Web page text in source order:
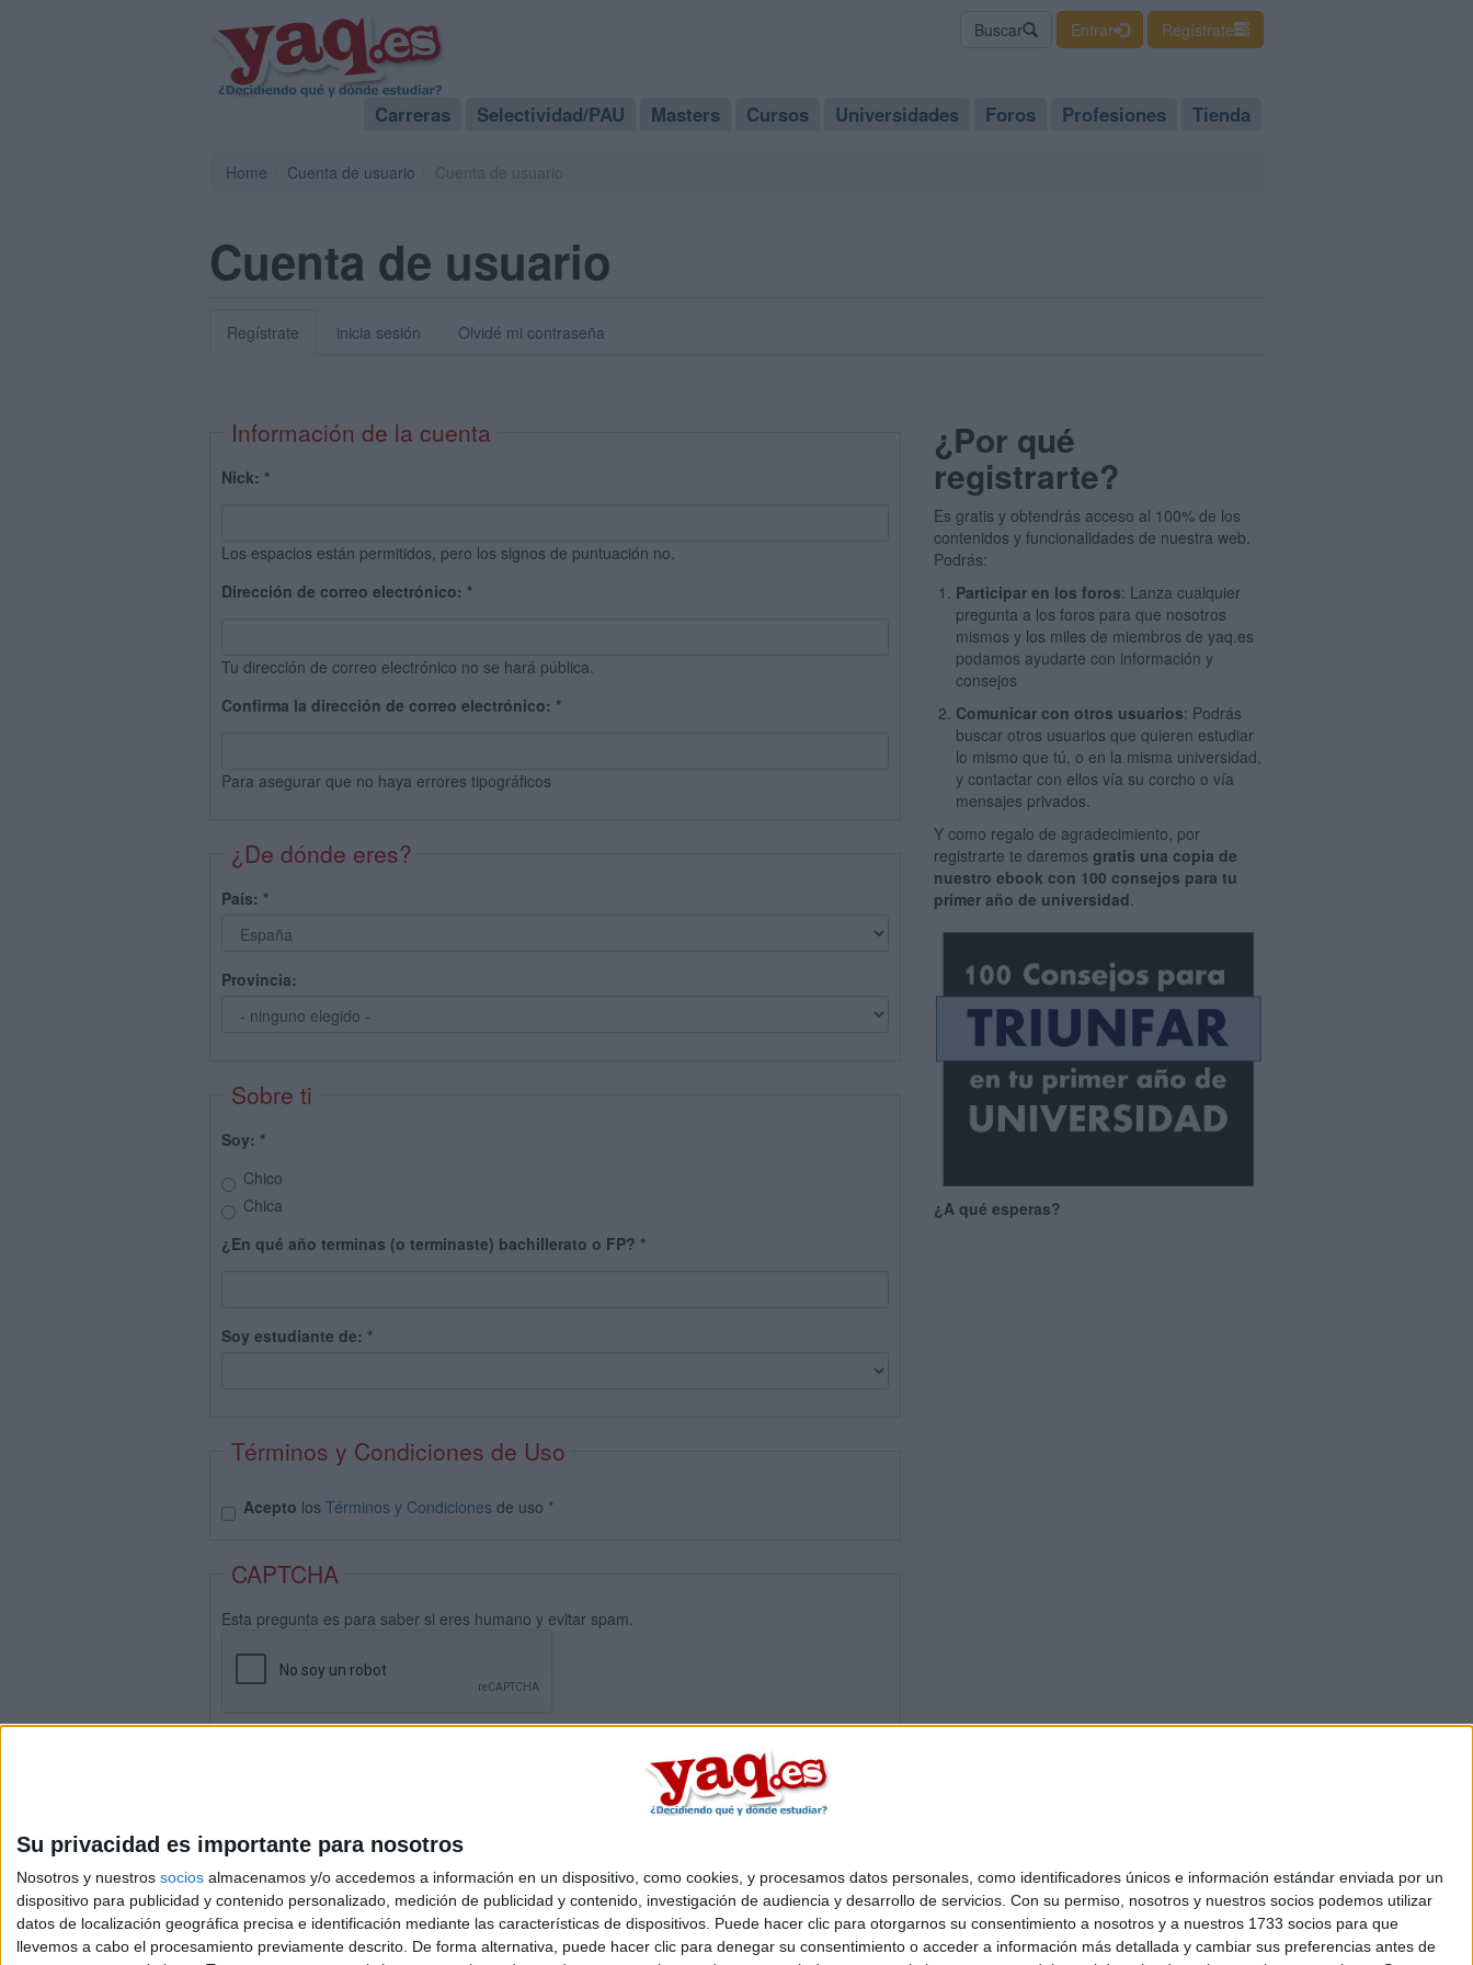
Su privacidad es importante para nosotros
Nosotros y nuestros socios almacenamos y/o accedemos a información en un dispositivo, como cookies, y procesamos datos personales, como identificadores únicos e información estándar enviada por un
dispositivo para publicidad y contenido personalizado, medición de publicidad y contenido, investigación de audiencia y desarrollo de servicios. Con su permiso, nosotros y nuestros socios podemos utilizar
datos de localización geográfica precisa e identificación mediante las características de dispositivos. Puede hacer clic para otorgarnos su consentimiento a nosotros y a nuestros 1733 socios para que
llevemos a cabo el procesamiento previamente descrito. De forma alternativa, puede hacer clic para denegar su consentimiento o acceder a información más detallada y cambiar sus preferencias antes de
Buscar Entrar Regístrate
Carreras Selectividad/PAU Masters Cursos Universidades Foros Profesiones Tienda
Home Cuenta de usuario
Cuenta de usuario
Regístrate inicia sesión Olvidé mi contraseña
Información de la cuenta
Nick: *
Los espacios están permitidos, pero los signos de puntuación no.
Dirección de correo electrónico: *
Tu dirección de correo electrónico no se hará pública.
Confirma la dirección de correo electrónico: *
Para asegurar que no haya errores tipográficos
¿De dónde eres?
País: *
Provincia:
Sobre ti
Soy: *
Chico
Chica
¿En qué año terminas (o terminaste) bachillerato o FP? *
Soy estudiante de: *
Términos y Condiciones de Uso
Acepto los Términos y Condiciones de uso *
CAPTCHA
Esta pregunta es para saber si eres humano y evitar spam.
¿Por qué
registrarte?
Es gratis y obtendrás acceso al 100% de los
contenidos y funcionalidades de nuestra web.
Podrás:
Participar en los foros: Lanza cualquier
pregunta a los foros para que nosotros
mismos y los miles de miembros de yaq.es
podamos ayudarte con información y
consejos
Comunicar con otros usuarios: Podrás
buscar otros usuarios que quieren estudiar
lo mismo que tú, o en la misma universidad,
y contactar con ellos vía su corcho o vía
mensajes privados.
Y como regalo de agradecimiento, por
registrarte te daremosgratis una copia de
nuestro ebook con 100 consejos para tu
primer año de universidad.
¿A qué esperas?
Quiénes somos |Contactar| Anúnciate
Aviso legal|Politica de privacidad|Condiciones generales|Política de cookies